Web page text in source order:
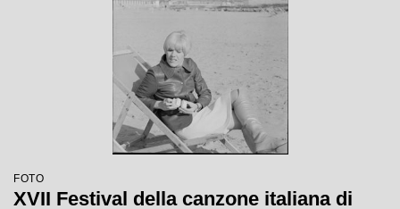
FOTO
XVII Festival della canzone italiana di